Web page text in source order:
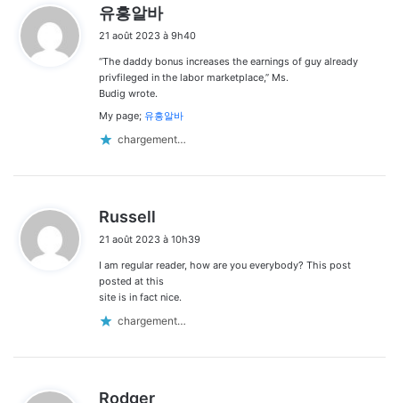
유흥알바
t
:
21 août 2023 à 9h40
“The daddy bonus increases the earnings of guy already
privfileged in the labor marketplace,” Ms.
Budig wrote.
My page; 유흥알바
chargement…
Russell
t
:
21 août 2023 à 10h39
I am regular reader, how are you everybody? This post
posted at this
site is in fact nice.
chargement…
Rodger